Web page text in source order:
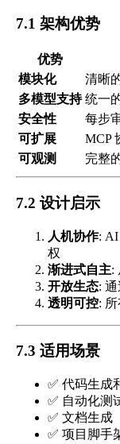
7.1 架构优势
优势
模块化
清晰
多模型支持 统一
安全性
每步
可扩展
MCP
可观测
完整
7.2 设计启示
人机协作:
权
渐进式自主:
开放生态:
透明可控:
7.3 适用场景
✅ 代码生成
✅ 自动化测
✅ 文档生成
✅ 项目脚手